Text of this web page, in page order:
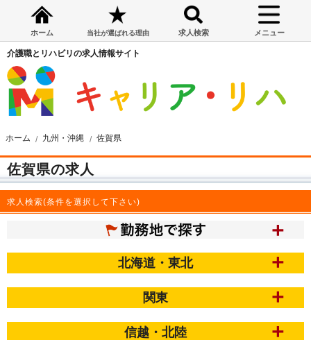
ホーム 当社が選ばれる理由 求人検索 メニュー
介護職とリハビリの求人情報サイト
ホーム 九州・沖縄 佐賀県
佐賀県の求人
求人検索(条件を選択して下さい)
北海道・東北
関東
信越・北陸